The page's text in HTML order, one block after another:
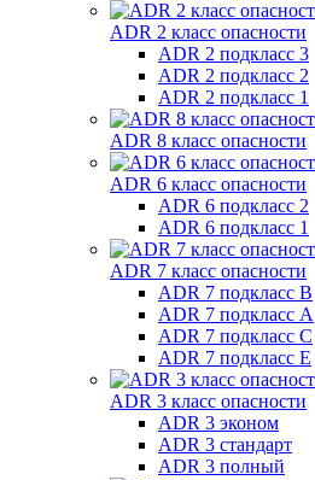
ADR 2 класс опасности
ADR 2 подкласс 3
ADR 2 подкласс 2
ADR 2 подкласс 1
ADR 8 класс опасности
ADR 6 класс опасности
ADR 6 подкласс 2
ADR 6 подкласс 1
ADR 7 класс опасности
ADR 7 подкласс B
ADR 7 подкласс A
ADR 7 подкласс C
ADR 7 подкласс E
ADR 3 класс опасности
ADR 3 эконом
ADR 3 стандарт
ADR 3 полный